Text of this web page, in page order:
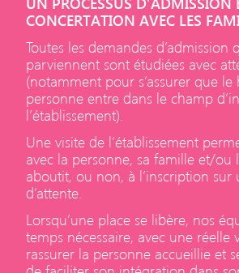
CONCERTATION AVEC LES
Toutes les demandes d’admission
parviennent sont étudiées avec
(notamment pour s’assurer que
personne entre dans le champ
l’établissement).
Une visite de l’établissement
avec la personne, sa famille et/ou
aboutit, ou non, à l’inscription sur
d’attente.
Lorsqu’une place se libère, nos
temps nécessaire, avec une réelle
rassurer la personne accueillie et